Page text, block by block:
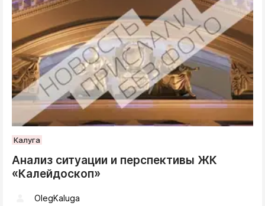
Калуга
Анализ ситуации и перспективы ЖК
«Калейдоскоп»
OlegKaluga